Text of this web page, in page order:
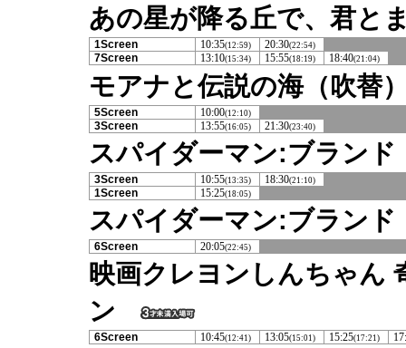
あの星が降る丘で、君と
1Screen 10:35(12:59) 20:30(22:54)
7Screen 13:10(15:34) 15:55(18:19) 18:40(21:04)
モアナと伝説の海（吹替
5Screen 10:00(12:10)
3Screen 13:55(16:05) 21:30(23:40)
スパイダーマン:ブランド
3Screen 10:55(13:35) 18:30(21:10)
1Screen 15:25(18:05)
スパイダーマン:ブランド
6Screen 20:05(22:45)
映画クレヨンしんちゃん
ン
6Screen 10:45(12:41) 13:05(15:01) 15:25(17:21)